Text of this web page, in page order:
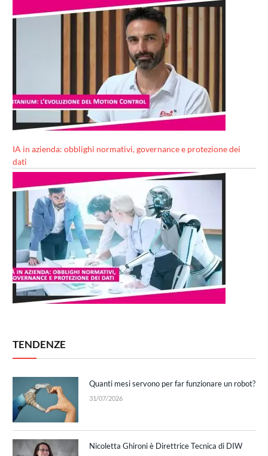
IA in azienda: obblighi normativi, governance e protezione dei
dati
TENDENZE
Quanti mesi servono per far funzionare un robot?
31/07/2026
Nicoletta Ghironi è Direttrice Tecnica di DIW